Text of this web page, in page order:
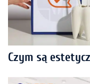
Czym są